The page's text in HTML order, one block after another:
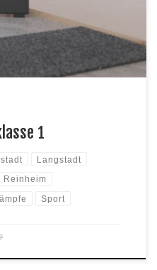
1
Langstadt
Reinheim
Sport